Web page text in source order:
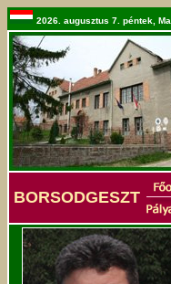
2026. augusztus 7. péntek, Ma
BORSODGESZT